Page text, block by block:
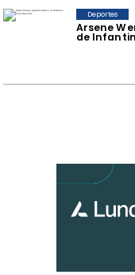
Arsene
de
Deportes